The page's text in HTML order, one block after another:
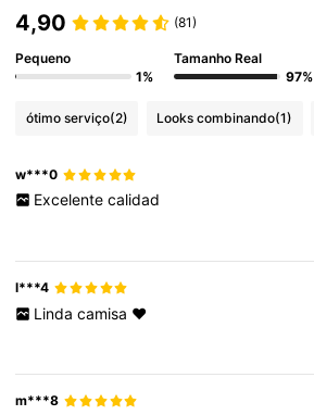
4,90 (81)
Pequeno
1%
Tamanho Real
97%
ótimo serviço(2) Looks combinando(1)
w***0
Excelente calidad
l***4
Linda camisa ❤️
m***8